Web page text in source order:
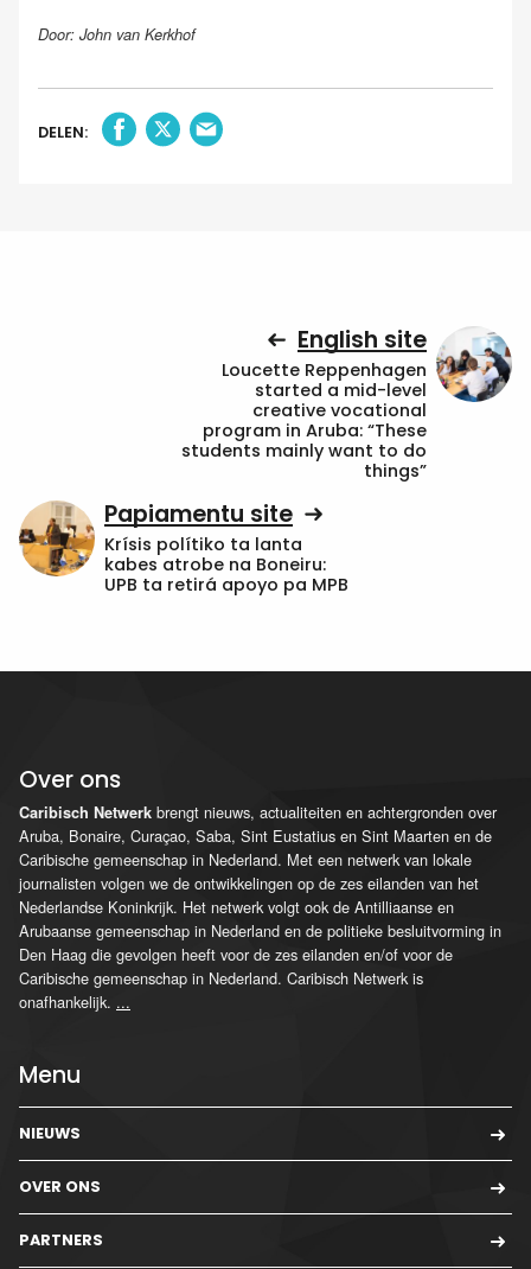
Door: John van Kerkhof
DELEN:
English site
Loucette Reppenhagen
started a mid-level
creative vocational
program in Aruba: “These
students mainly want to do
things”
Papiamentu site
Krísis polítiko ta lanta
kabes atrobe na Boneiru:
UPB ta retirá apoyo pa MPB
Over ons
Caribisch Netwerk brengt nieuws, actualiteiten en achtergronden over
Aruba, Bonaire, Curaçao, Saba, Sint Eustatius en Sint Maarten en de
Caribische gemeenschap in Nederland. Met een netwerk van lokale
journalisten volgen we de ontwikkelingen op de zes eilanden van het
Nederlandse Koninkrijk. Het netwerk volgt ook de Antilliaanse en
Arubaanse gemeenschap in Nederland en de politieke besluitvorming in
Den Haag die gevolgen heeft voor de zes eilanden en/of voor de
Caribische gemeenschap in Nederland. Caribisch Netwerk is
onafhankelijk. ...
Menu
NIEUWS
OVER ONS
PARTNERS